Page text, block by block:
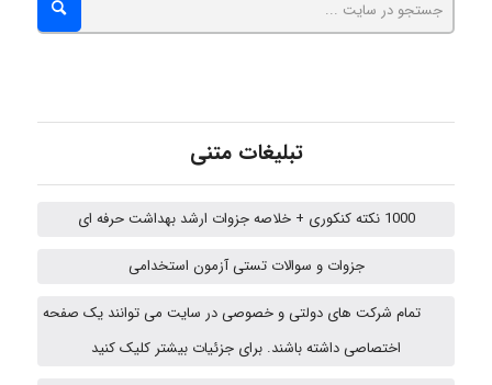
aghajari vahid
HaddadiMahsa
تبلیغات متنی
1000 نکته کنکوری + خلاصه جزوات ارشد بهداشت حرفه ای
جزوات و سوالات تستی آزمون استخدامی
تمام شرکت های دولتی و خصوصی در سایت می توانند یک صفحه
اختصاصی داشته باشند. برای جزئیات بیشتر کلیک کنید